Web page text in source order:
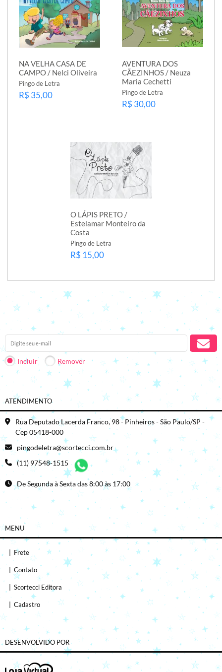
NA VELHA CASA DE
CAMPO / Nelci Oliveira
Pingo de Letra
R$ 35,00
AVENTURA DOS
CÃEZINHOS / Neuza
Maria Cechetti
Pingo de Letra
R$ 30,00
O LÁPIS PRETO /
Estelamar Monteiro da
Costa
Pingo de Letra
R$ 15,00
Receba nossas novidades em seu e-mail.
Incluir Remover
ATENDIMENTO
Rua Deputado Lacerda Franco, 98 - Pinheiros - São Paulo/SP -
Cep 05418-000
pingodeletra@scortecci.com.br
(11) 97548-1515
De Segunda à Sexta das 8:00 às 17:00
MENU
| Frete
| Contato
| Scortecci Editora
| Cadastro
DESENVOLVIDO POR